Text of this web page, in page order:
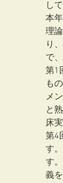
し
本
理
り
で
第1
も
メ
と
床
第4
す
す
義